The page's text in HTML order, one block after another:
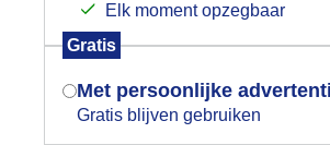
Elk moment opzegbaar
Gratis
Met persoonlijke
Gratis blijven gebruiken
Indien je hier nog geen
gegeven, verschijnt er zo een
je browser waarin deze
gevraagd wordt.